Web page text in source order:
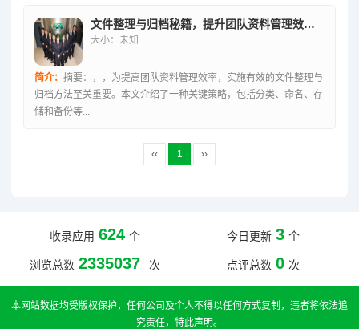
文件整理与归档秘籍，提升团队资料管理效率的核心策略
大小：未知
简介： 摘要：，，为提高团队资料管理效率，实施有效的文件整理与
归档方法至关重要。本文介绍了一种关键策略，包括分类、命名、存
储和备份等...
‹‹ 1 ››
收录应用 624 个 今日更新 3 个
浏览总数 2335037 次 点评总数 0 次
本网站数据均受版权保护，任何公司及个人不得以任何方式复制，违者将依法追
究责任，特此声明。